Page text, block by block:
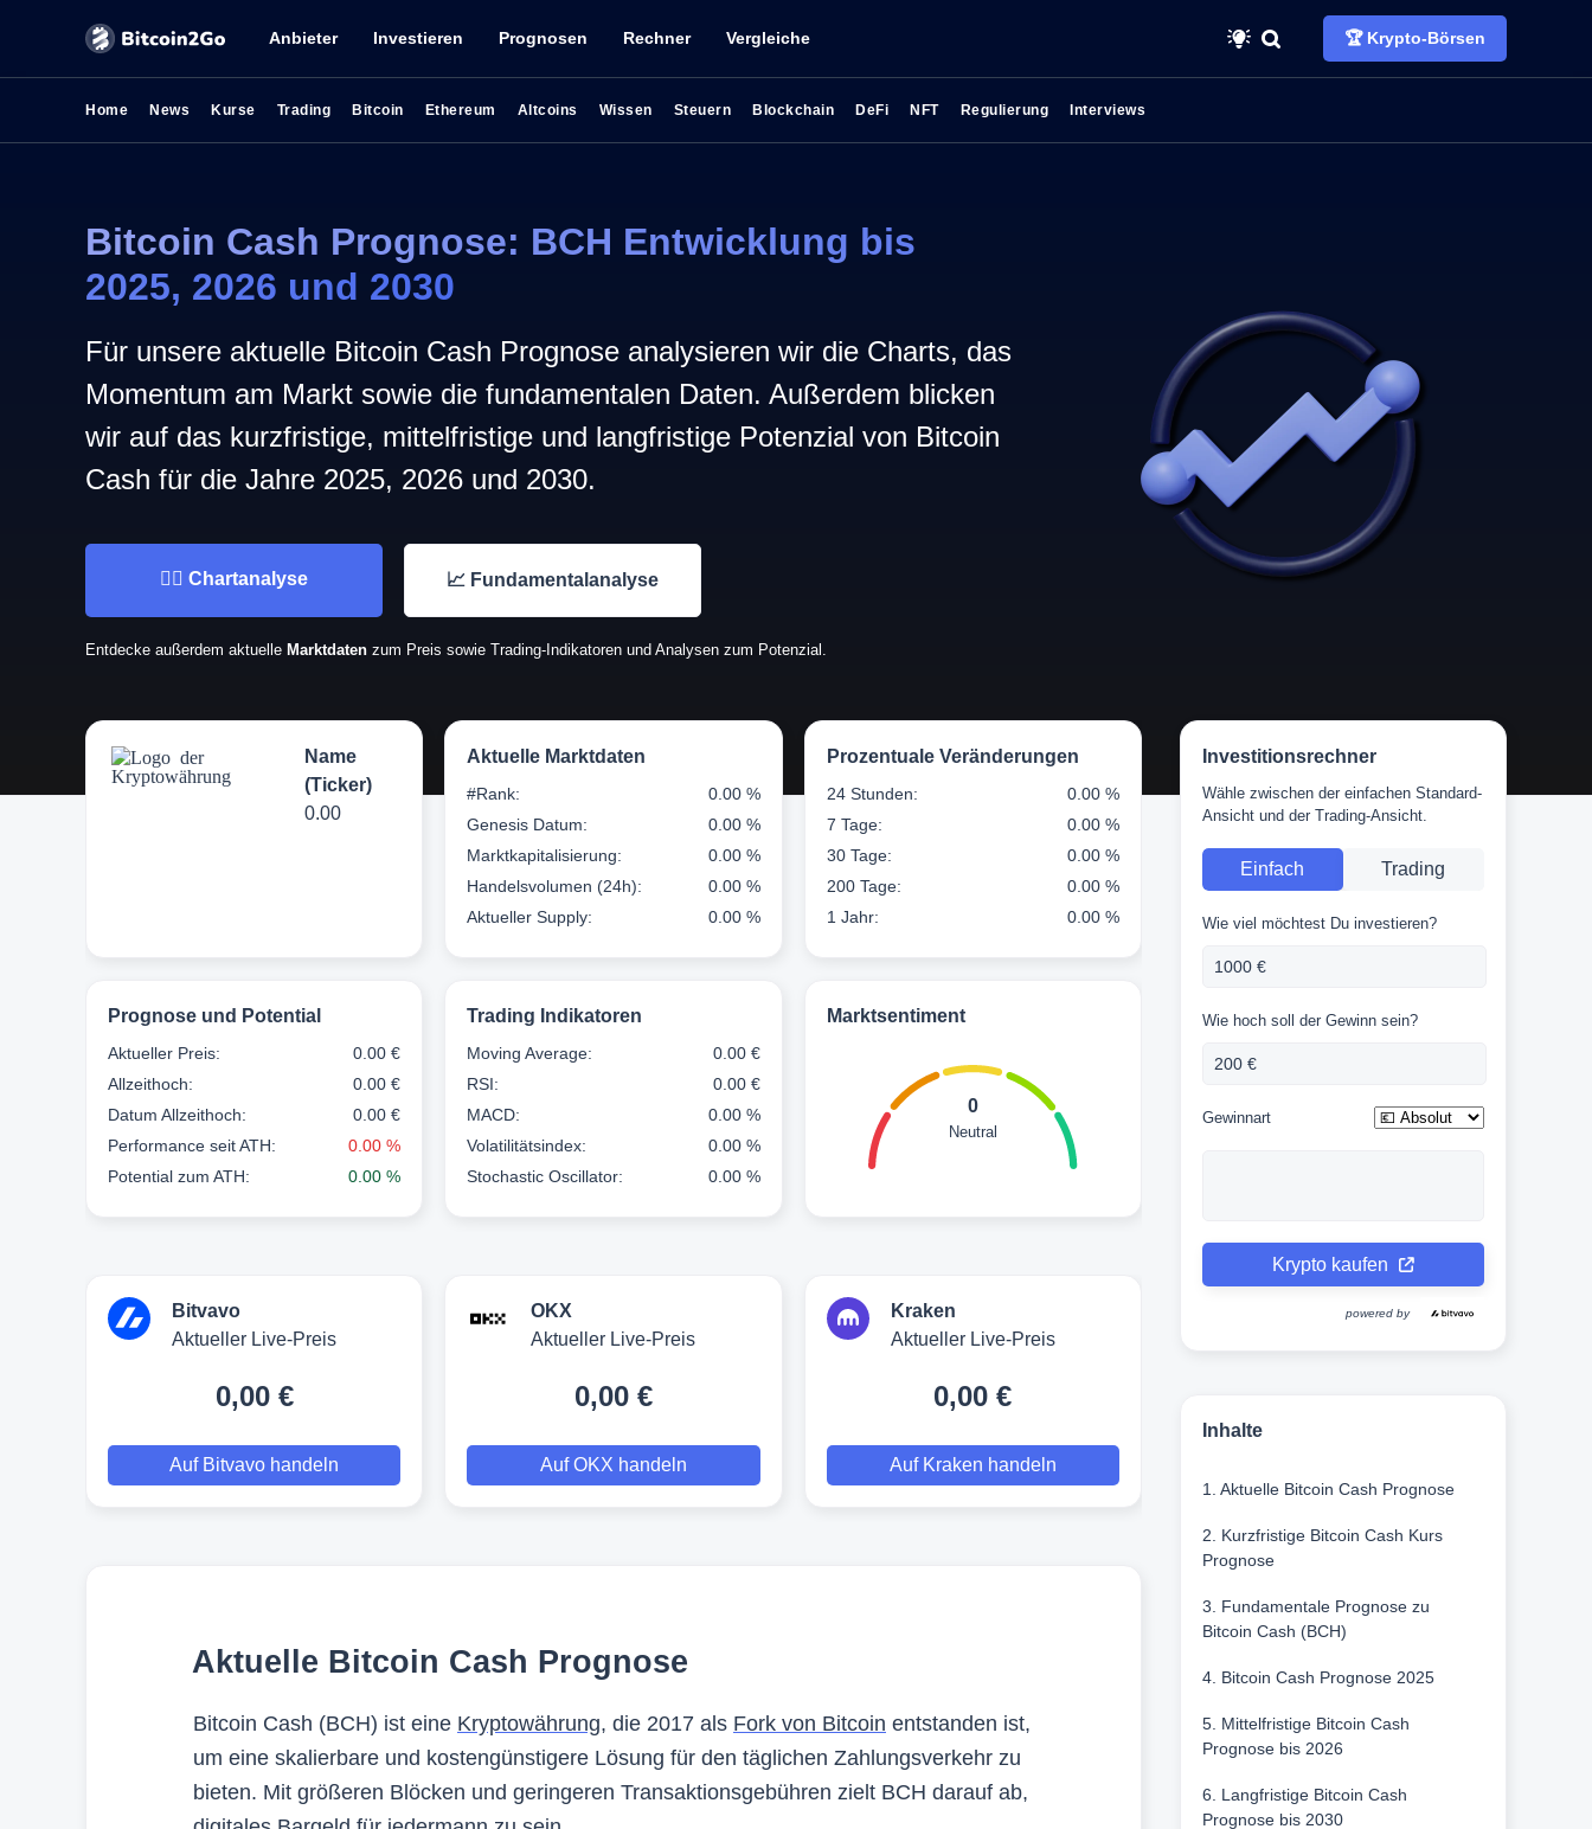
Anbieter Investieren Prognosen Rechner Vergleiche 🏆 Krypto-Börsen
Home News Kurse Trading Bitcoin Ethereum Altcoins Wissen Steuern Blockchain DeFi NFT Regulierung Interviews
Bitcoin Cash Prognose: BCH Entwicklung bis
2025, 2026 und 2030
Für unsere aktuelle Bitcoin Cash Prognose analysieren wir die Charts, das
Momentum am Markt sowie die fundamentalen Daten. Außerdem blicken
wir auf das kurzfristige, mittelfristige und langfristige Potenzial von Bitcoin
Cash für die Jahre 2025, 2026 und 2030.
👉🏼 Chartanalyse 📈 Fundamentalanalyse
Entdecke außerdem aktuelle Marktdaten zum Preis sowie Trading-Indikatoren und Analysen zum Potenzial.
Name
(Ticker)
0.00
Aktuelle Marktdaten
#Rank:
0.00 %
Genesis Datum:
0.00 %
Marktkapitalisierung:
0.00 %
Handelsvolumen (24h):
0.00 %
Aktueller Supply:
0.00 %
Prozentuale Veränderungen
24 Stunden:
0.00 %
7 Tage:
0.00 %
30 Tage:
0.00 %
200 Tage:
0.00 %
1 Jahr:
0.00 %
Prognose und Potential
Aktueller Preis:
0.00 €
Allzeithoch:
0.00 €
Datum Allzeithoch:
0.00 €
Performance seit ATH:
0.00 %
Potential zum ATH:
0.00 %
Trading Indikatoren
Moving Average:
0.00 €
RSI:
0.00 €
MACD:
0.00 %
Volatilitätsindex:
0.00 %
Stochastic Oscillator:
0.00 %
Marktsentiment
0
Neutral
Bitvavo
Aktueller Live-Preis
0,00 €
Auf Bitvavo handeln
OKX
Aktueller Live-Preis
0,00 €
Auf OKX handeln
Kraken
Aktueller Live-Preis
0,00 €
Auf Kraken handeln
Aktuelle Bitcoin Cash Prognose
Bitcoin Cash (BCH) ist eine Kryptowährung, die 2017 als Fork von Bitcoin entstanden ist,
um eine skalierbare und kostengünstigere Lösung für den täglichen Zahlungsverkehr zu
bieten. Mit größeren Blöcken und geringeren Transaktionsgebühren zielt BCH darauf ab,
Investitionsrechner
Wähle zwischen der einfachen Standard-
Ansicht und der Trading-Ansicht.
Einfach Trading
Wie viel möchtest Du investieren?
Wie hoch soll der Gewinn sein?
Gewinnart
Krypto kaufen
powered by
Inhalte
1. Aktuelle Bitcoin Cash Prognose
2. Kurzfristige Bitcoin Cash Kurs
Prognose
3. Fundamentale Prognose zu
Bitcoin Cash (BCH)
4. Bitcoin Cash Prognose 2025
5. Mittelfristige Bitcoin Cash
Prognose bis 2026
6. Langfristige Bitcoin Cash
Prognose bis 2030